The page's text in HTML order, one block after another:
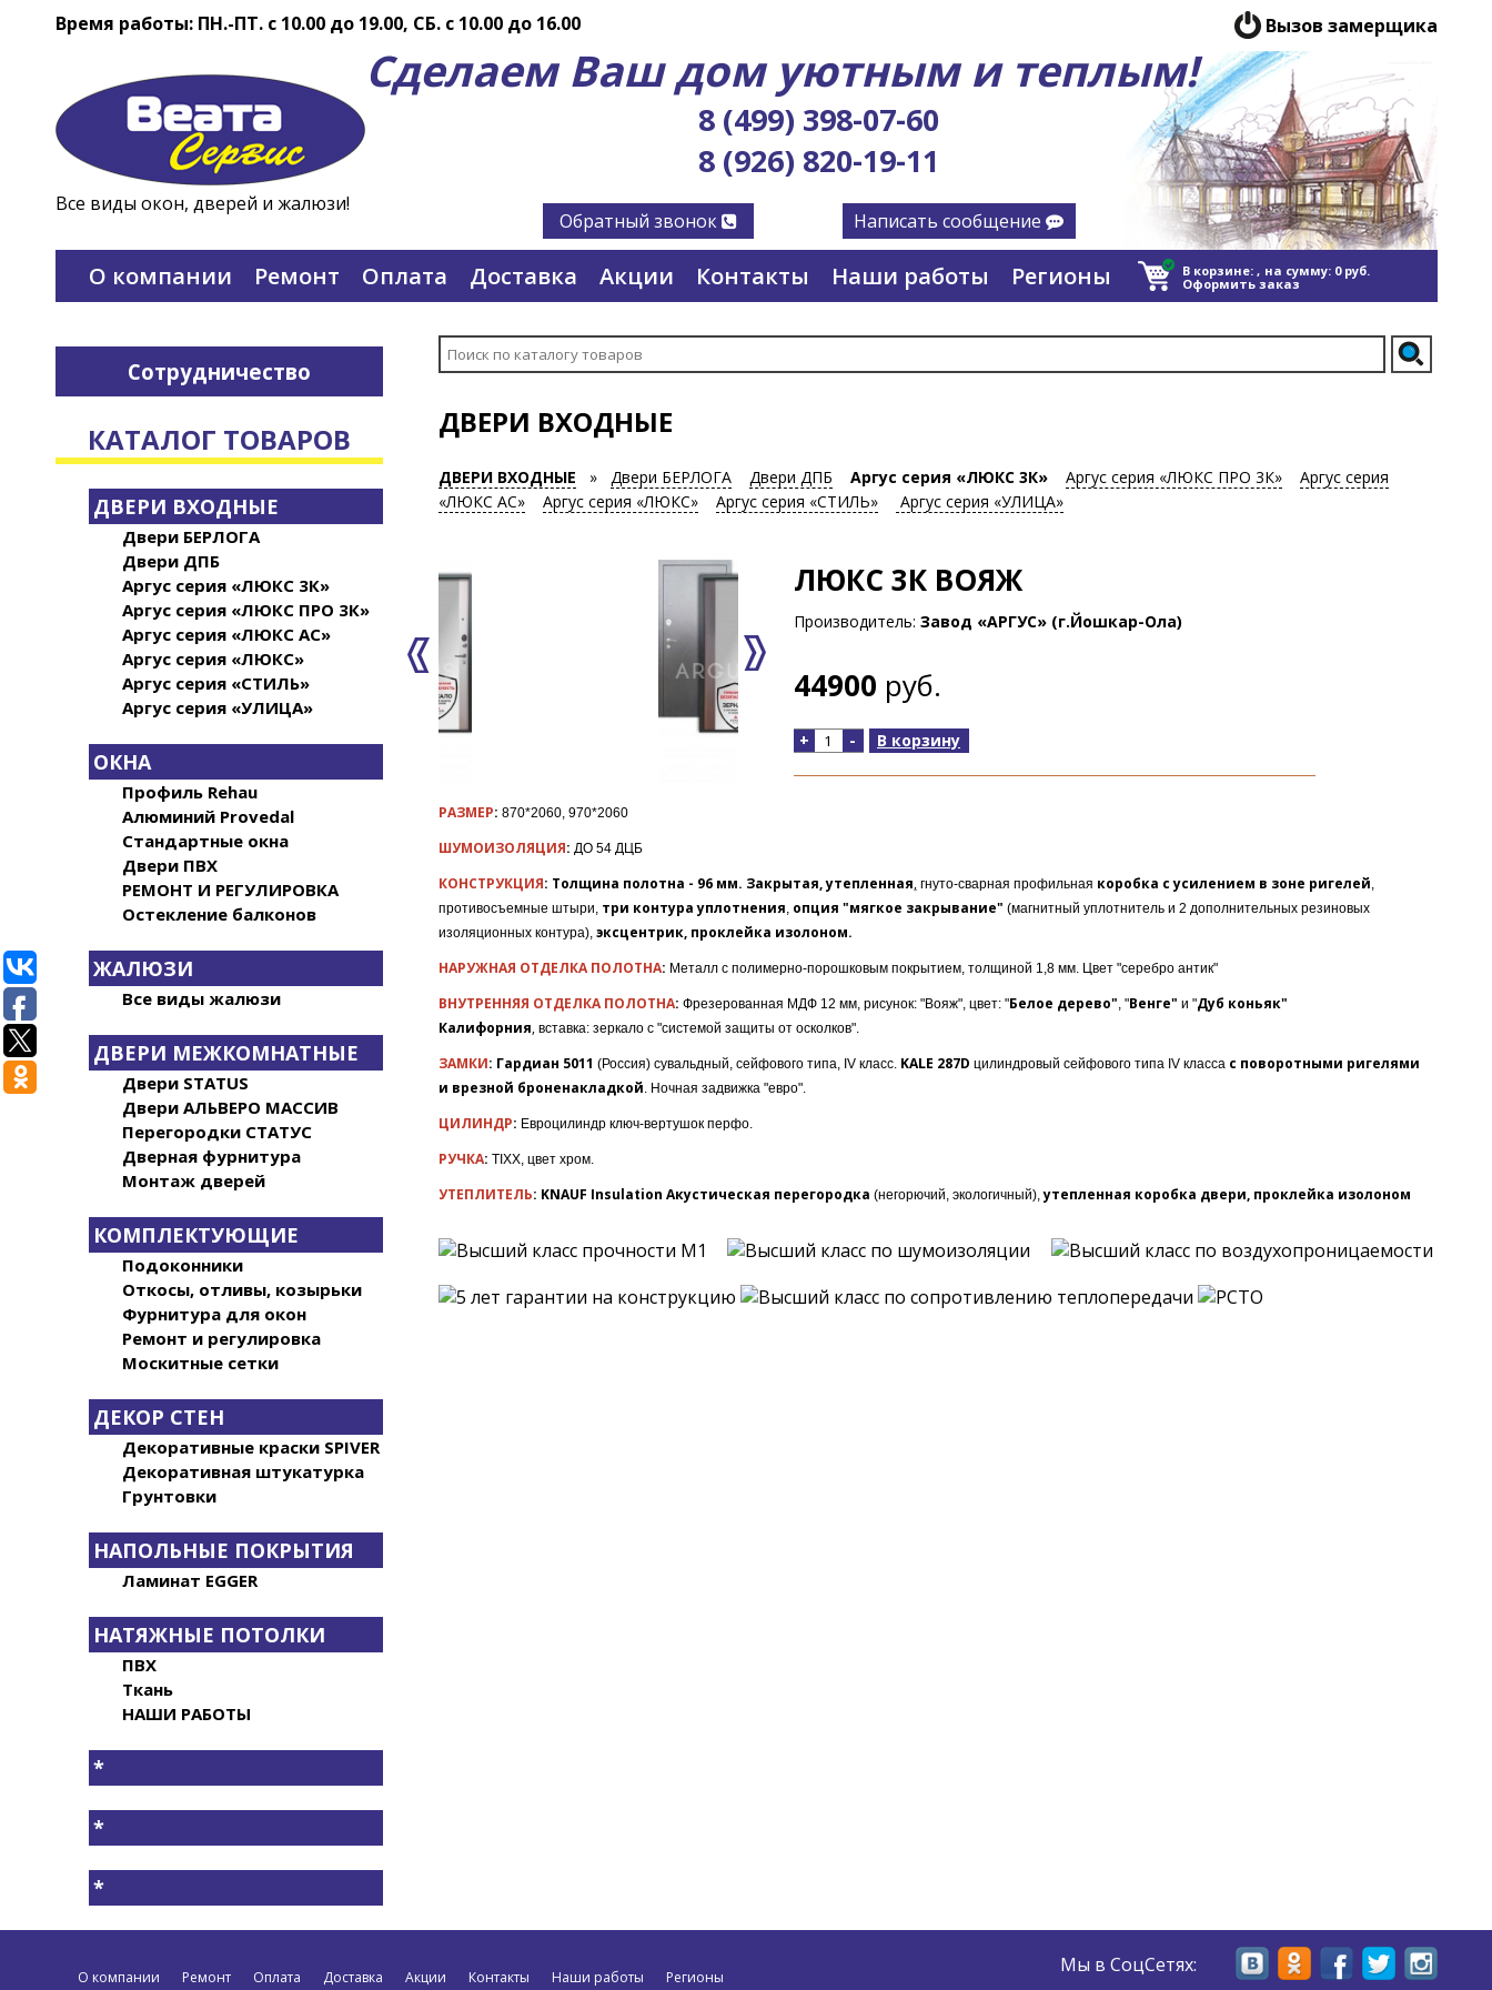
Время работы: ПН.-ПТ. c 10.00 до 19.00, СБ. с 10.00 до 16.00 Вызов замерщика
Все виды окон, дверей и жалюзи!
Сделаем Ваш дом уютным и теплым!
8 (499) 398-07-60
8 (926) 820-19-11
Обратный звонок Написать сообщение
О компании Ремонт Оплата Доставка Акции Контакты Наши работы Регионы В корзине: , на сумму: 0руб.
Оформить заказ
Сотрудничество
КАТАЛОГ ТОВАРОВ
ДВЕРИ ВХОДНЫЕ
Двери БЕРЛОГА
Двери ДПБ
Аргус серия «ЛЮКС 3К»
Аргус серия «ЛЮКС ПРО 3К»
Аргус серия «ЛЮКС АС»
Аргус серия «ЛЮКС»
Аргус серия «СТИЛЬ»
Аргус серия «УЛИЦА»
ОКНА
Профиль Rehau
Алюминий Provedal
Стандартные окна
Двери ПВХ
РЕМОНТ И РЕГУЛИРОВКА
Остекление балконов
ЖАЛЮЗИ
Все виды жалюзи
ДВЕРИ МЕЖКОМНАТНЫЕ
Двери STATUS
Двери АЛЬВЕРО МАССИВ
Перегородки СТАТУС
Дверная фурнитура
Монтаж дверей
КОМПЛЕКТУЮЩИЕ
Подоконники
Откосы, отливы, козырьки
Фурнитура для окон
Ремонт и регулировка
Москитные сетки
ДЕКОР СТЕН
Декоративные краски SPIVER
Декоративная штукатурка
Грунтовки
НАПОЛЬНЫЕ ПОКРЫТИЯ
Ламинат EGGER
НАТЯЖНЫЕ ПОТОЛКИ
ПВХ
Ткань
НАШИ РАБОТЫ
*
*
*
ДВЕРИ ВХОДНЫЕ
ДВЕРИ ВХОДНЫЕ » Двери БЕРЛОГА Двери ДПБ Аргус серия «ЛЮКС 3К» Аргус серия «ЛЮКС ПРО 3К»
Аргус серия
«ЛЮКС АС»
Аргус серия «ЛЮКС» Аргус серия «СТИЛЬ» Аргус серия «УЛИЦА»
ЛЮКС 3К ВОЯЖ
Производитель: Завод «АРГУС» (г.Йошкар-Ола)
44900 руб.
+ - В корзину
РАЗМЕР: 870*2060, 970*2060
ШУМОИЗОЛЯЦИЯ: ДО 54 ДЦБ
КОНСТРУКЦИЯ: Толщина полотна - 96 мм. Закрытая, утепленная, гнуто-сварная профильная коробка с усилением в зоне ригелей
противосъемные штыри, три контура уплотнения опция "мягкое закрывание" (магнитный уплотнитель и 2 дополнительных резиновых
изоляционных контура), эксцентрик, проклейка изолоном.
НАРУЖНАЯ ОТДЕЛКА ПОЛОТНА: Металл с полимерно-порошковым покрытием, толщиной 1,8 мм. Цвет "серебро антик"
ВНУТРЕННЯЯ ОТДЕЛКА ПОЛОТНА: Фрезерованная МДФ 12 мм, рисунок: "Вояж", цвет: "Белое дерево" , "Венге" и "Дуб коньяк"
Калифорния, вставка: зеркало с "системой защиты от осколков".
ЗАМКИ: Гардиан 5011 (Россия) сувальдный, сейфового типа, IV класс. KALE 287D цилиндровый сейфового типа IV класса с поворотными ригелями
и врезной броненакладкой . Ночная задвижка "евро".
ЦИЛИНДР: Евроцилиндр ключ-вертушок перфо.
РУЧКА: TIXX, цвет хром.
УТЕПЛИТЕЛЬ: KNAUF Insulation Акустическая перегородка (негорючий, экологичный),утепленная коробка двери, проклейка изолоном
О компании Ремонт Оплата Доставка Акции Контакты Наши работы Регионы
Мы в СоцСетях: